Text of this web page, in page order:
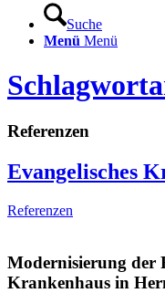
Suche
Menü Menü
Referenzen
Evangelisches
Referenzen
Modernisierung der
Krankenhaus in